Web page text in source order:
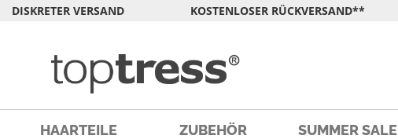
DISKRETER VERSAND KOSTENLOSER RÜCKVERSAND**
HAARTEILE ZUBEHÖR SUMMER SALE